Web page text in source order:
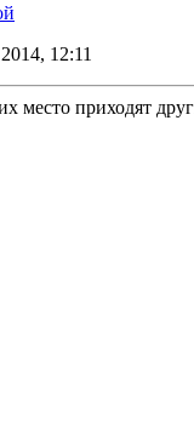
12:11
место приходят